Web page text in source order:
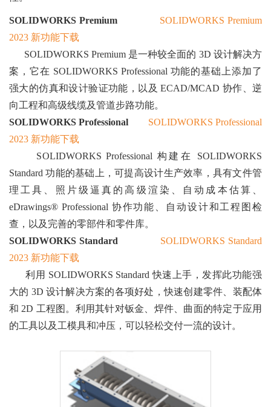
SOLIDWORKS Premium
SOLIDWORKS Premium
2023 新功能下载
SOLIDWORKS Premium 是一种较全面的 3D 设计解决方
案，它在 SOLIDWORKS Professional 功能的基础上添加了
强大的仿真和设计验证功能，以及 ECAD/MCAD 协作、逆
向工程和高级线缆及管道步路功能。
SOLIDWORKS Professional
SOLIDWORKS Professional
2023 新功能下载
SOLIDWORKS Professional 构建在 SOLIDWORKS
Standard 功能的基础上，可提高设计生产效率，具有文件管
理工具、照片级逼真的高级渲染、自动成本估算、
eDrawings® Professional 协作功能、自动设计和工程图检
查，以及完善的零部件和零件库。
SOLIDWORKS Standard
SOLIDWORKS Standard
2023 新功能下载
利用 SOLIDWORKS Standard 快速上手，发挥此功能强
大的 3D 设计解决方案的各项好处，快速创建零件、装配体
和 2D 工程图。利用其针对钣金、焊件、曲面的特定于应用
的工具以及工模具和冲压，可以轻松交付一流的设计。